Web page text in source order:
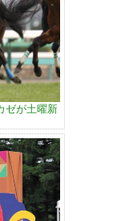
ゼが土曜新